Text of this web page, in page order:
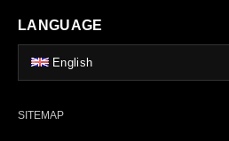
LANGUAGE
English
SITEMAP